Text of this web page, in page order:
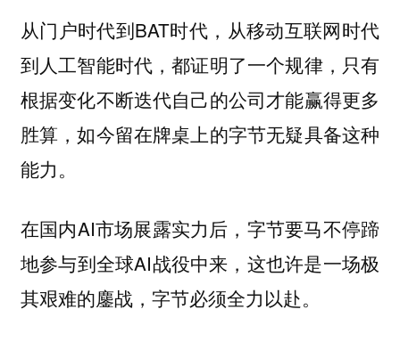
从门户时代到BAT时代，从移动互联网时代
到人工智能时代，都证明了一个规律，只有
根据变化不断迭代自己的公司才能赢得更多
胜算，如今留在牌桌上的字节无疑具备这种
能力。
在国内AI市场展露实力后，字节要马不停蹄
地参与到全球AI战役中来，这也许是一场极
其艰难的鏖战，字节必须全力以赴。